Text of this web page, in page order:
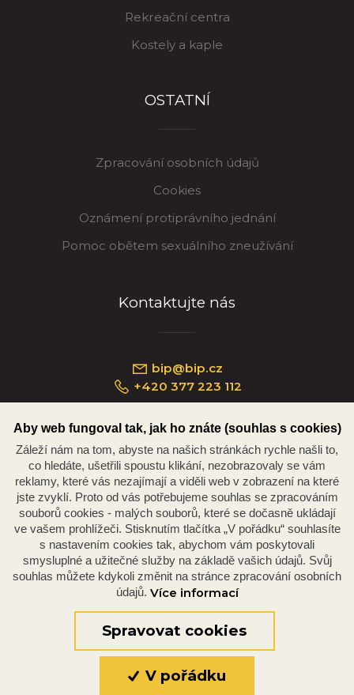
Rekreační centra
Kostely a kaple
OSTATNÍ
Zpracování osobních údajů
Cookies
Oznámení protiprávního jednání
Pomoc obětem sexuálního zneužívání
Kontaktujte nás
bip@bip.cz
+420 377 223 112
Náměstí Republiky 234/35, 301 00 Plzeň
Aby web fungoval tak, jak ho znáte (souhlas s cookies)
Záleží nám na tom, abyste na našich stránkách rychle našli to,
co hledáte, ušetřili spoustu klikání, nezobrazovaly se vám
reklamy, které vás nezajímají a viděli web v zobrazení na které
jste zvyklí. Proto od vás potřebujeme souhlas se zpracováním
souborů cookies - malých souborů, které se dočasně ukládají
ve vašem prohlížeči. Stisknutím tlačítka „V pořádku“ souhlasíte
s nastavením cookies tak, abychom vám poskytovali
smysluplné a užitečné služby na základě vašich údajů. Svůj
souhlas můžete kdykoli změnit na stránce zpracování osobních
údajů. Více informací
Spravovat cookies
V pořádku